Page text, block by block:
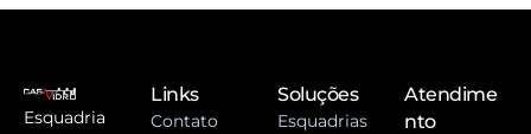
Esquadria
Links
Contato
Soluções
Esquadrias
Atendime
nto